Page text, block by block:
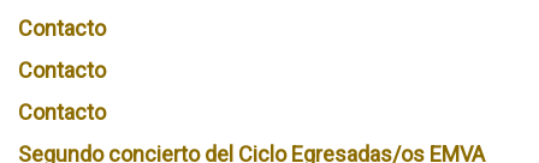
Contacto
Contacto
Contacto
Segundo concierto del Ciclo Egresadas/os EMVA